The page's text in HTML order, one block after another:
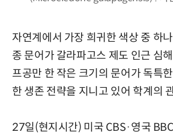
자연계에서 가장 희귀한 색상 중 하
종 문어가 갈라파고스 제도 인근 심
프공만 한 작은 크기의 문어가 독특
한 생존 전략을 지니고 있어 학계의
27일(현지시간) 미국 CBS·영국